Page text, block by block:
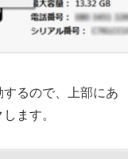
するので、上部にあ
ます。